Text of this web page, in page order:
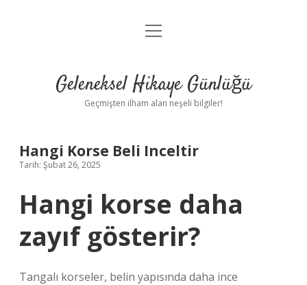
Anasayfa
Yasal Uyarı
menüyü
Geleneksel Hikaye Günlüğü
Geçmişten ilham alan neşeli bilgiler!
Hangi Korse Beli Inceltir
Tarih: Şubat 26, 2025
Hangi korse daha
zayıf gösterir?
Tangalı korseler, belin yapısında daha ince